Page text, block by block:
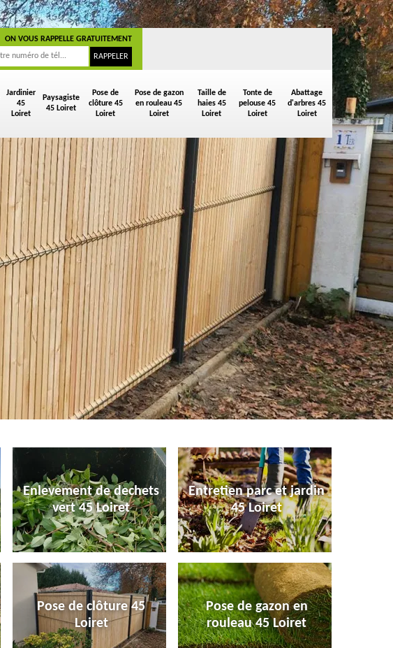
Jardinier
45
Loiret
Paysagiste
45 Loiret
Pose de
clôture 45
Loiret
Pose de gazon
en rouleau 45
Loiret
Taille de
haies 45
Loiret
Tonte de
pelouse 45
Loiret
Abattage
d'arbres 45
Loiret
ON VOUS RAPPELLE GRATUITEMENT
Enlevement de dechets
vert 45 Loiret
Entretien parc et jardin
45 Loiret
Pose de clôture 45
Loiret
Pose de gazon en
rouleau 45 Loiret